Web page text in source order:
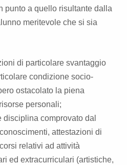
punto a quello risultante dalla
meritevole che si sia
di particolare svantaggio
condizione socio-
ostacolato la piena
personali;
comprovato dal
attestazioni di
relativi ad attività
ed extracurriculari (artistiche,